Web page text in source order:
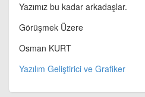
Yazımız bu kadar arkadaşlar.
Görüşmek Üzere
Osman KURT
Yazılım Geliştirici ve Grafiker